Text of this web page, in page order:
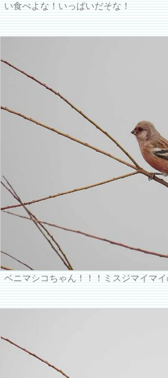
い食べよな！いっぱいだそな！
ベニマシコちゃん！！！ミスジマイマイ